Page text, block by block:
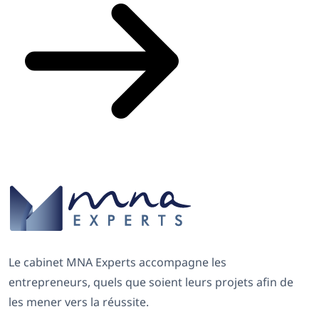
Le cabinet MNA Experts accompagne les
entrepreneurs, quels que soient leurs projets afin de
les mener vers la réussite.